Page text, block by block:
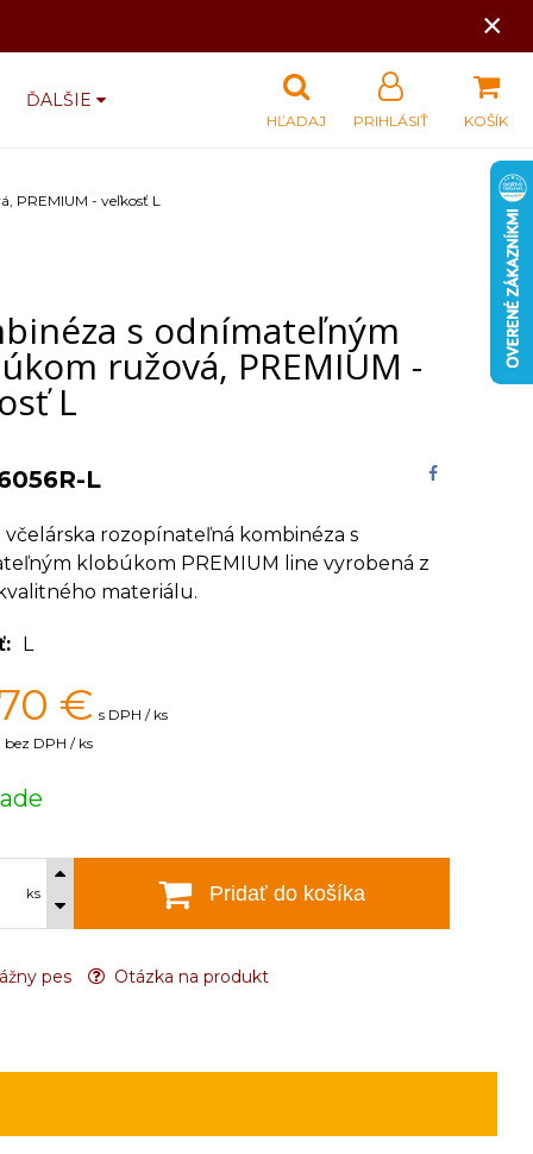
×
ĎALŠIE
KOŠÍK
PRIHLÁSIŤ
HĽADAJ
PREMIUM - veľkosť L
s odnímateľným
ružová, PREMIUM -
L
L
včelárska rozopínateľná kombinéza s
klobúkom PREMIUM line vyrobená z
materiálu.
L
€ s DPH / ks
bez DPH / ks
ks Pridať do košíka
pes Otázka na produkt